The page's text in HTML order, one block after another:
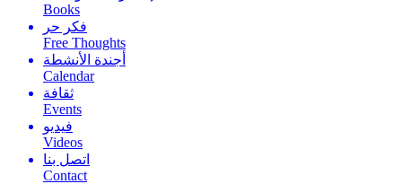
Books
فكر حر
Free Thoughts
أجندة الأنشطة
Calendar
ثقافة
Events
فيديو
Videos
اتصل بنا
Contact